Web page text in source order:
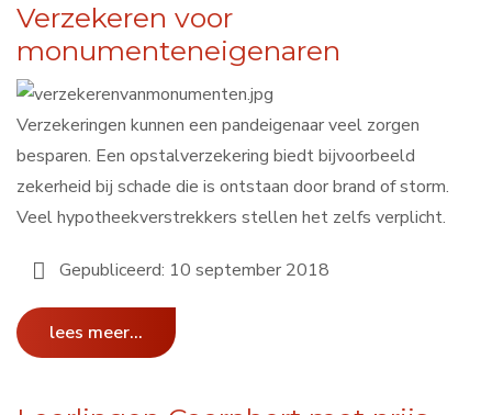
Verzekeren voor
monumenteneigenaren
Verzekeringen kunnen een pandeigenaar veel zorgen
besparen. Een opstalverzekering biedt bijvoorbeeld
zekerheid bij schade die is ontstaan door brand of storm.
Veel hypotheekverstrekkers stellen het zelfs verplicht.
Gepubliceerd: 10 september 2018
lees meer...